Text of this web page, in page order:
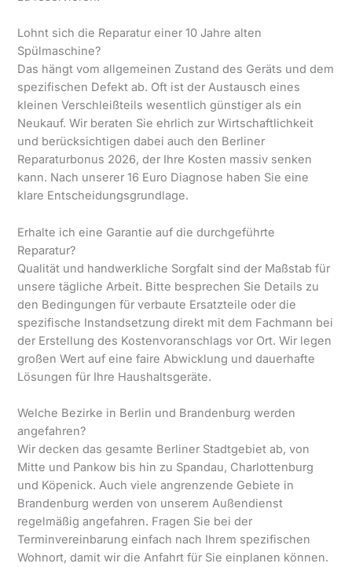
Lohnt sich die Reparatur einer 10 Jahre alten
Spülmaschine?
Das hängt vom allgemeinen Zustand des Geräts und dem
spezifischen Defekt ab. Oft ist der Austausch eines
kleinen Verschleißteils wesentlich günstiger als ein
Neukauf. Wir beraten Sie ehrlich zur Wirtschaftlichkeit
und berücksichtigen dabei auch den Berliner
Reparaturbonus 2026, der Ihre Kosten massiv senken
kann. Nach unserer 16 Euro Diagnose haben Sie eine
klare Entscheidungsgrundlage.
Erhalte ich eine Garantie auf die durchgeführte
Reparatur?
Qualität und handwerkliche Sorgfalt sind der Maßstab für
unsere tägliche Arbeit. Bitte besprechen Sie Details zu
den Bedingungen für verbaute Ersatzteile oder die
spezifische Instandsetzung direkt mit dem Fachmann bei
der Erstellung des Kostenvoranschlags vor Ort. Wir legen
großen Wert auf eine faire Abwicklung und dauerhafte
Lösungen für Ihre Haushaltsgeräte.
Welche Bezirke in Berlin und Brandenburg werden
angefahren?
Wir decken das gesamte Berliner Stadtgebiet ab, von
Mitte und Pankow bis hin zu Spandau, Charlottenburg
und Köpenick. Auch viele angrenzende Gebiete in
Brandenburg werden von unserem Außendienst
regelmäßig angefahren. Fragen Sie bei der
Terminvereinbarung einfach nach Ihrem spezifischen
Wohnort, damit wir die Anfahrt für Sie einplanen können.